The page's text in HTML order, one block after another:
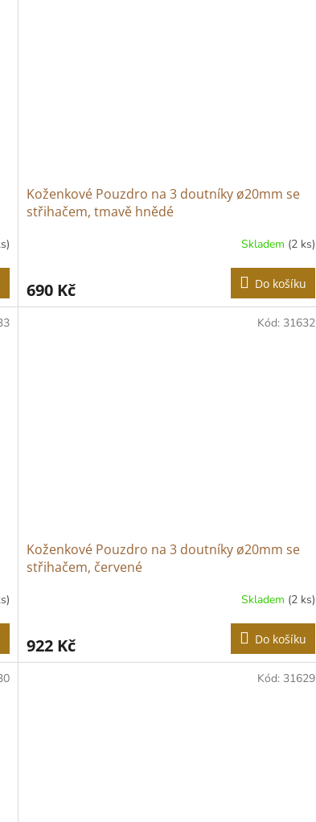
Koženkové Pouzdro na 3 doutníky ø20mm se
střihačem, tmavě hnědé
Skladem (2 ks)
690 Kč Do košíku
Koženkové Pouzdro na 3 doutníky ø20mm se
střihačem, červené
Skladem (2 ks)
922 Kč Do košíku
Kód: 31632
Kód: 31629